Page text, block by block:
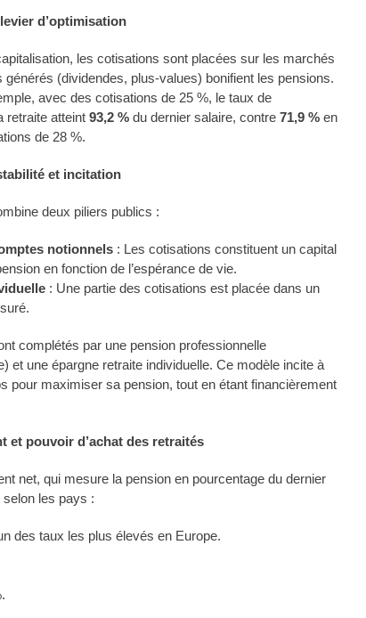
d’optimisation
les cotisations sont placées sur les marchés
(dividendes, plus-values) bonifient les pensions.
avec des cotisations de 25 %, le taux de
retraite atteint 93,2 % du dernier salaire, contre 71,9 % en
de 28 %.
et incitation
deux piliers publics :
notionnels : Les cotisations constituent un capital
en fonction de l’espérance de vie.
: Une partie des cotisations est placée dans un
complétés par une pension professionnelle
et une épargne retraite individuelle. Ce modèle incite à
pour maximiser sa pension, tout en étant financièrement
et pouvoir d’achat des retraités
net, qui mesure la pension en pourcentage du dernier
les pays :
des taux les plus élevés en Europe.